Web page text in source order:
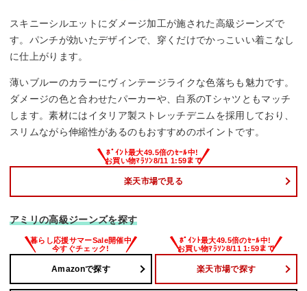
スキニーシルエットにダメージ加工が施された高級ジーンズで
す。パンチが効いたデザインで、穿くだけでかっこいい着こなし
に仕上がります。
薄いブルーのカラーにヴィンテージライクな色落ちも魅力です。
ダメージの色と合わせたパーカーや、白系のTシャツともマッチ
します。素材にはイタリア製ストレッチデニムを採用しており、
スリムながら伸縮性があるのもおすすめのポイントです。
楽天市場で見る
アミリの高級ジーンズを探す
Amazonで探す 楽天市場で探す